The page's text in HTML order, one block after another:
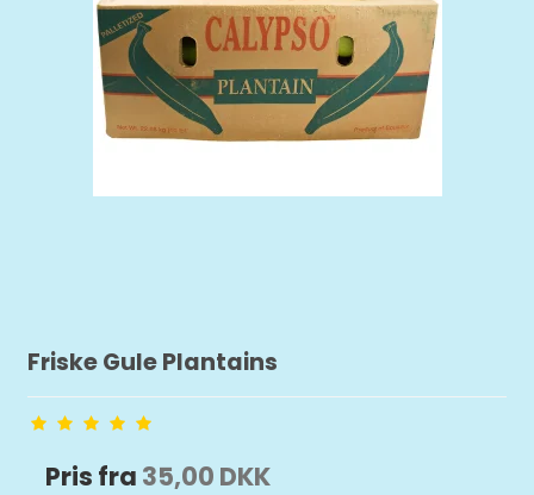
Friske Gule Plantains
Pris fra 35,00 DKK